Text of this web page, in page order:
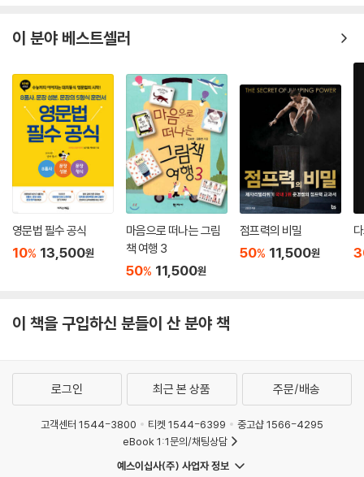
UX 디자이너의 첫 번째 능력이라고 하면 무엇을 들 수 있을까? 앞서 사용
자의 경험을 수집하는 일이 무엇보다 중요하다고 이야기했다. 이 경험 수
집을 위해 가장 중요한 덕목이 있으니, 바로 타인에 대한 공감 능력이다.
빌딩 관제 시스템의 디자인 의뢰를 받았을 때의 이야기다. 빌딩 관제 시스
템 디자인은 모바일 주식 거래 서비스보다 훨씬 접근이 어려웠다. 주식 거
래는 누구든지 할 수 있는 영역이지만, 대형 빌딩 관리는 빌딩의 건물 관리
인이 아니면 절대 경험할 수 없는 플랫폼이기 때문이다.
대형 빌딩에는 보통 빌딩 전체를 제어하는 통제실이 있다. 전기, 냉난방, 환
기 등 전체적인 건물 환경을 관리하고 CCTV 같은 보안시설을 통제하는
곳이다. 이때 중앙 통제를 위해서는 전문적인 관제 시스템이 필요하다. 그
빌딩 관리 시스템 Building Management System을 줄여서 BMS라 부
흔히 접해보지 못한 서비스. 이번 프로젝트도 역시 난관이 예상되었다. 하
지만 경험 디자인에는 사용자라는 존재가 있다. 어려운 프로젝트일수록 사
---pp.126~127
전기자동차는 기름을 넣는 것이 아니라 전기를 충전해서 달리는 차다. 충
하는 충전 커넥터를 자동차의 충전구에 꽂으면 된다.
플루언서의 지향점이 사용자의 마음을 얻는 데 있는 것처럼 UX 디자인이
긴 여행 끝에 도착하는 곳이 바로 사용자의 마음, 욕구이다.
UX 디자인이 아직은 낯설게 느껴지는 일반 독자에게도 이 책은 교양서로
서 전혀 손색이 없다. 이 책을 통해 UX 디자인이란 무엇인지, UX 디자이너
는 무슨 일을 하는지부터 우리 일상 속에 숨어 있는 UX 디자인의 놀라운
발견과 치열한 기업의 실무 현장에 이르기까지 이 한 권의 책은 ‘알쓸신
잡’의 교양을 제공해 줄 것이다. 창조적인 아이디어 구상은 누구에게라도
필요한 일이다. 일상에서 경험 디자인을 발견하고 실행하고 싶은 독자라면
이 책 『사용자의 마음을 움직이는 UX 디자인의 힘』을 통해 경험 디자인의
세계를 이해하고 그 즐거움을 맛보길 권한다.
전시, 스타트업, 그리고 대기업에서 UX 디자이너로 일하며 쌓은 여러 가지
경험과 생각, 프로젝트, 방법론, 그리고 인사이트를 학교 선배가 맥주집에
서 이야기해 주듯이 재미있게 풀었다. 당장 나의 아이들에게 읽히고 싶어
졌다. 아빠의 직업 세계를 이해하면서도 또 자기 생활의 문제를 찾아 해결
하는 연습을 시작하길 바라기 때문이다.” _ 이재용 PDX 대표
이 분야 베스트셀러
영문법 필수 공식
10% 13,500원
마음으로 떠나는 그림
책 여행 3
50% 11,500원
점프력의 비밀
50% 11,500원
이 책을 구입하신 분들이 산 분야 책
로그인 최근 본 상품 주문/배송
고객센터 1544-3800 티켓 1544-6399
중고샵 1566-4295
eBook 1:1문의/채팅상담
예스이십사(주) 사업자 정보